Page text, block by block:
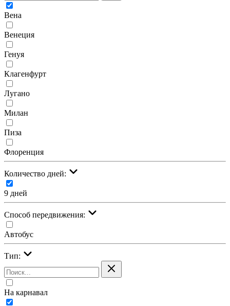
Вена
Венеция
Генуя
Клагенфурт
Лугано
Милан
Пиза
Флоренция
Количество дней:
9 дней
Cпособ передвижения:
Автобус
Тип:
На карнавал